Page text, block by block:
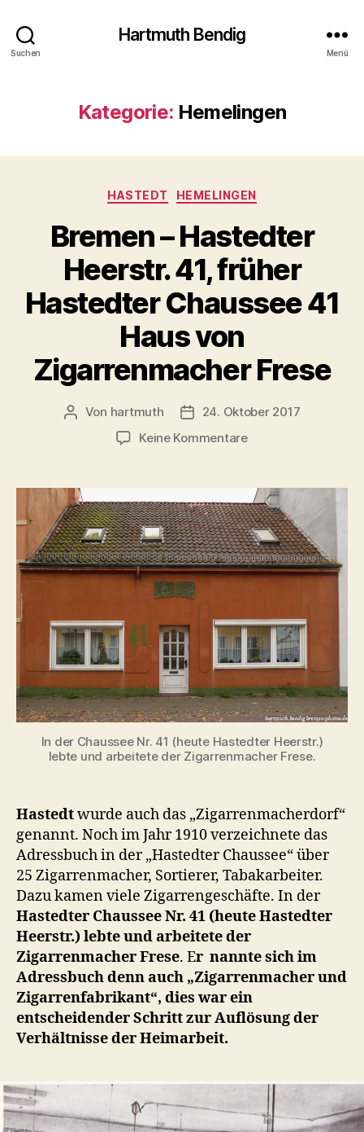
Suchen
Hartmuth Bendig
Menü
Kategorie: Hemelingen
Kategorien
HASTEDT HEMELINGEN
Bremen – Hastedter
Heerstr. 41, früher
Hastedter Chaussee 41
Haus von
Zigarrenmacher Frese
Beitragsautor
Von hartmuth Veröffentlichungsdatum
24. Oktober 2017
Keine Kommentarezu
Hastedter
Heerstr.
41,
früher
Hastedter
Chaussee
Haus
von
Zigarrenmacher
Frese
In der Chaussee Nr. 41 (heute Hastedter Heerstr.)
lebte und arbeitete der Zigarrenmacher Frese.
Hastedtwurde auch das „Zigarrenmacherdorf“
genannt. Noch im Jahr 1910 verzeichnete das
Adressbuch in der „Hastedter Chaussee“ über
25 Zigarrenmacher, Sortierer, Tabakarbeiter.
Dazu kamen viele Zigarrengeschäfte. In der
Hastedter Chaussee Nr. 41 (heute Hastedter
Heerstr.) lebte und arbeitete der
Zigarrenmacher Frese. Er nannte sich im
Adressbuch denn auch „Zigarrenmacher und
Zigarrenfabrikant“, dies war ein
entscheidender Schritt zur Auflösung der
Verhältnisse der Heimarbeit.